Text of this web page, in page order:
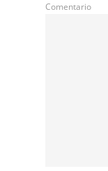
Comentario